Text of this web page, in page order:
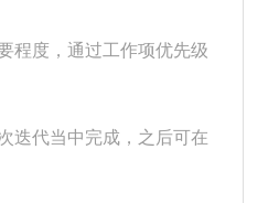
程度，通过工作项优先级
迭代当中完成，之后可在